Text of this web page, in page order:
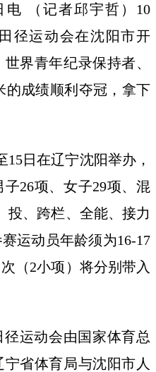
电 （记者邱宇哲）10
径运动会在沈阳市开
界青年纪录保持者、
的成绩顺利夺冠，拿下
15日在辽宁沈阳举办，
26项、女子29项、混
投、跨栏、全能、接力
运动员年龄须为16-17
（2小项）将分别带入
运动会由国家体育总
省体育局与沈阳市人